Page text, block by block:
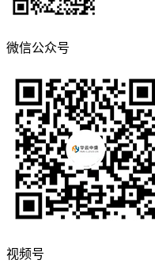
微信公众号
视频号